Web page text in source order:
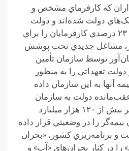
که کارفرماي مشخص و
دولت شده‌اند و دولت
متعهد شده تا سهم بيمه ۲۳ درصدي کارفرمايان را براي
مشاغل جديدي تحت پوشش
توسط سازمان تأمين
تعهداتي را به منظور
آنها به اين سازمان داده
دولت به سازمان
تأمين اجتماعي که بالغ بر بيش از ۱۲۰ هزار ميليارد
بيمه‌گر را در وضعيتي قرار داده
و برنامه‌ريزي کشور، «بحران
در کنار بحران‌هاي «آب» و